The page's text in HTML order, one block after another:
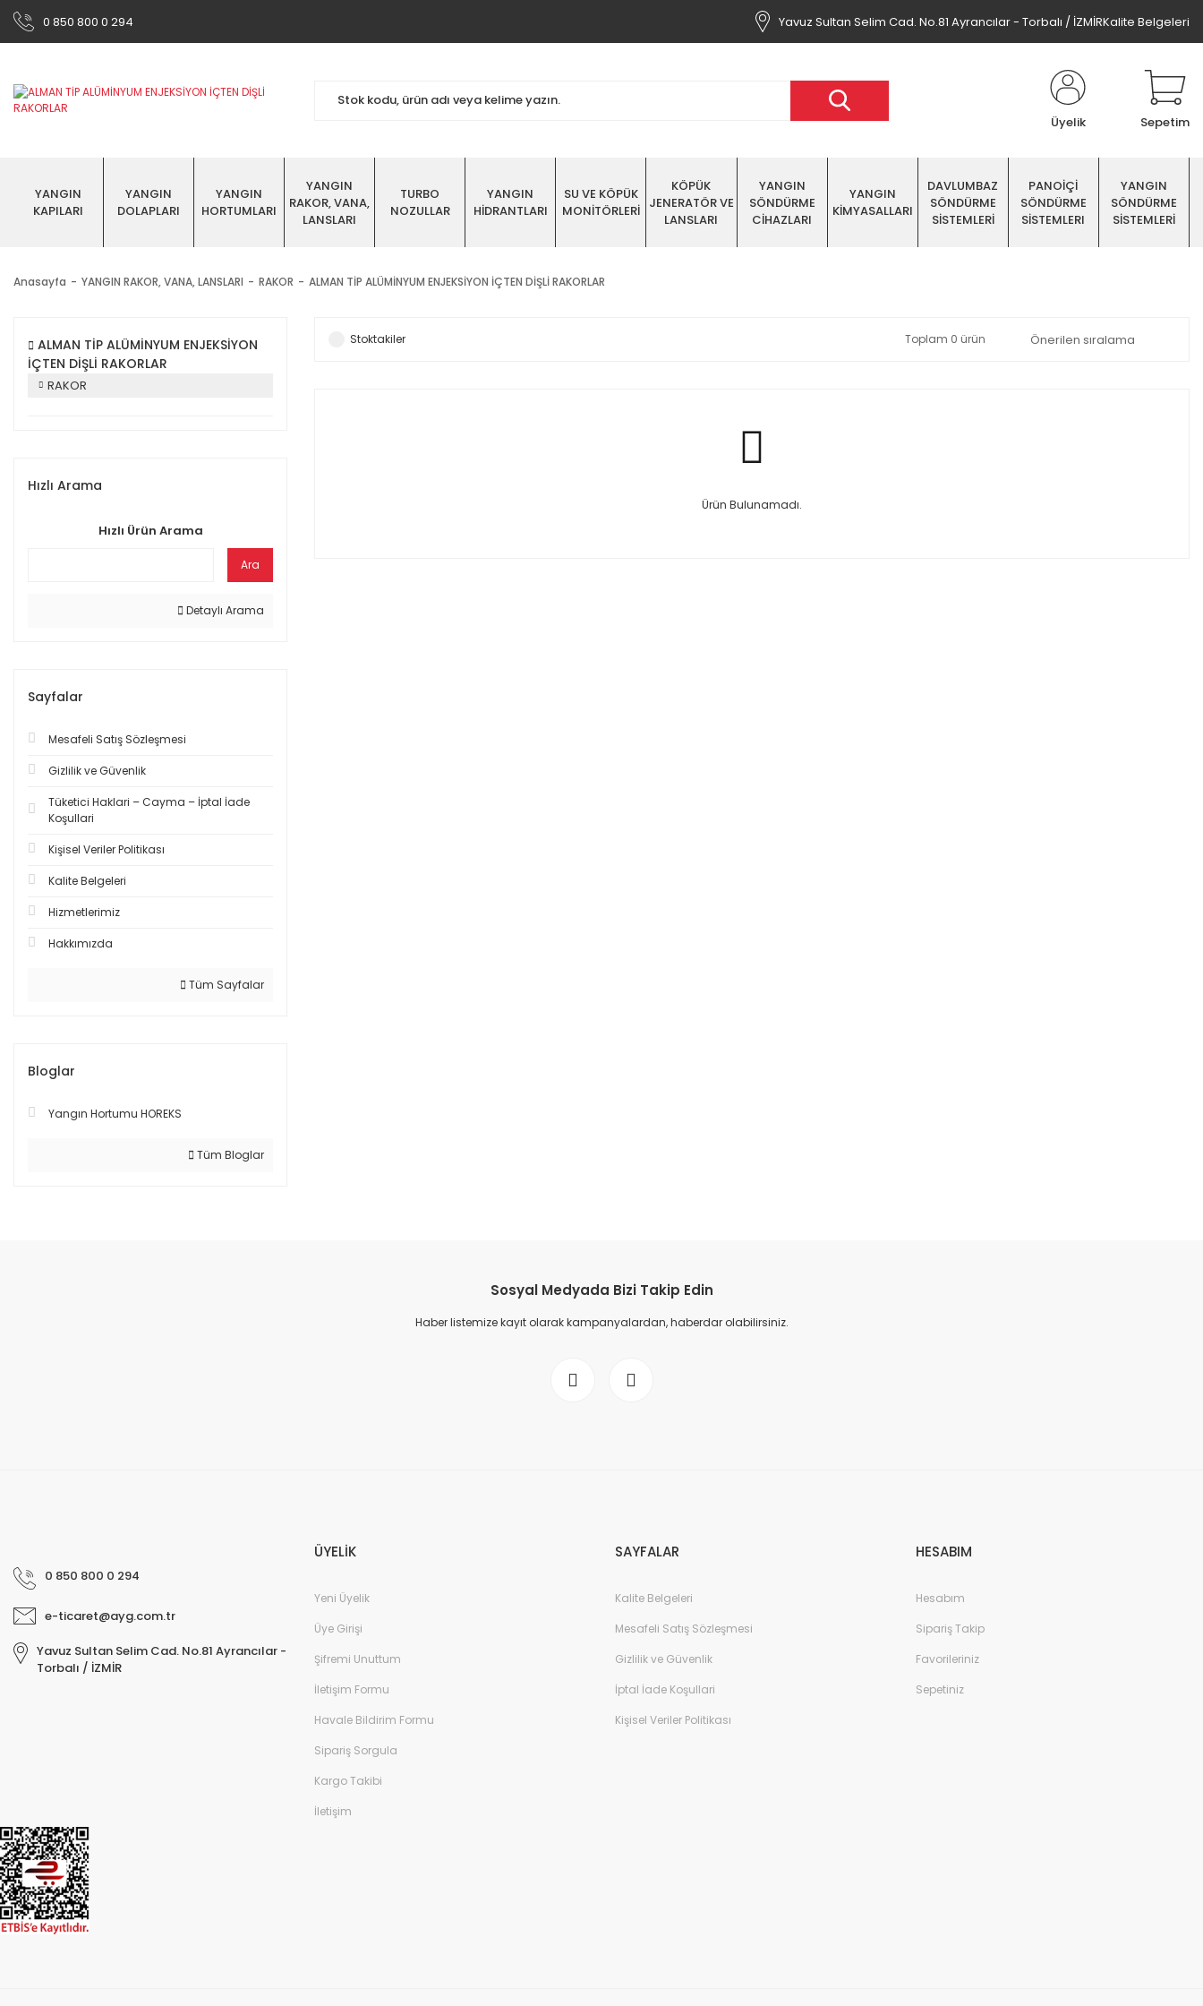
0 850 800 0 294 Yavuz Sultan Selim Cad. No.81 Ayrancılar - Torbalı / İZMİRKalite Belgeleri
Üyelik Sepetim
YANGIN
KAPILARI
YANGIN
DOLAPLARI
YANGIN
HORTUMLARI
YANGIN
RAKOR, VANA,
LANSLARI
TURBO
NOZULLAR
YANGIN
HİDRANTLARI
SU VE KÖPÜK
MONİTÖRLERİ
KÖPÜK
JENERATÖR VE
LANSLARI
YANGIN
SÖNDÜRME
CİHAZLARI
YANGIN
KİMYASALLARI
DAVLUMBAZ
SÖNDÜRME
SİSTEMLERİ
PANOİÇİ
SÖNDÜRME
SİSTEMLERI
YANGIN
SÖNDÜRME
SİSTEMLERİ
Anasayfa YANGIN RAKOR, VANA, LANSLARI RAKOR ALMAN TİP ALÜMİNYUM ENJEKSİYON İÇTEN DİŞLİ RAKORLAR
ALMAN TİP ALÜMİNYUM ENJEKSİYON
İÇTEN DİŞLİ RAKORLAR
RAKOR
Hızlı Arama
Hızlı Ürün Arama
Ara
Detaylı Arama
Sayfalar
Mesafeli Satış Sözleşmesi
Gizlilik ve Güvenlik
Tüketici Haklari – Cayma – İptal İade
Koşullari
Kişisel Veriler Politikası
Kalite Belgeleri
Hizmetlerimiz
Hakkımızda
Tüm Sayfalar
Bloglar
Yangın Hortumu HOREKS
Tüm Bloglar
Stoktakiler Toplam 0 ürün
Ürün Bulunamadı.
Sosyal Medyada Bizi Takip Edin
Haber listemize kayıt olarak kampanyalardan, haberdar olabilirsiniz.
0 850 800 0 294
e-ticaret@ayg.com.tr
Yavuz Sultan Selim Cad. No.81 Ayrancılar -
Torbalı / İZMİR
ÜYELİK
Yeni Üyelik
Üye Girişi
Şifremi Unuttum
İletişim Formu
Havale Bildirim Formu
Sipariş Sorgula
Kargo Takibi
İletişim
SAYFALAR
Kalite Belgeleri
Mesafeli Satış Sözleşmesi
Gizlilik ve Güvenlik
İptal İade Koşullari
Kişisel Veriler Politikası
HESABIM
Hesabım
Sipariş Takip
Favorileriniz
Sepetiniz